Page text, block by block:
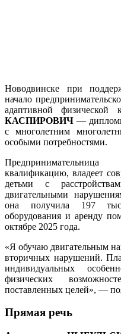
Новодвинске при
начало
адаптивной физической
КАСПИРОВИЧ —
с многолетним
особыми потребностями.
квалификацию, владеет
детьми с
двигательными
она получила 197
оборудования и аренду
октябре 2025 года.
«Я обучаю двигательным
вторичных нарушений.
индивидуальных
физических
поставленных целей», —
Прямая речь